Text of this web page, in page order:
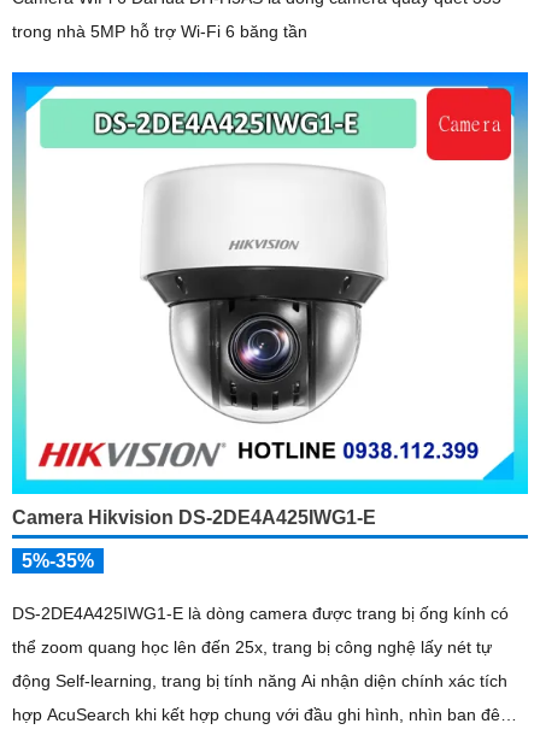
trong nhà 5MP hỗ trợ Wi-Fi 6 băng tần
Camera Hikvision DS-2DE4A425IWG1-E
5%-35%
DS-2DE4A425IWG1-E là dòng camera được trang bị ống kính có
thể zoom quang học lên đến 25x, trang bị công nghệ lấy nét tự
động Self-learning, trang bị tính năng Ai nhận diện chính xác tích
hợp AcuSearch khi kết hợp chung với đầu ghi hình, nhìn ban đêm